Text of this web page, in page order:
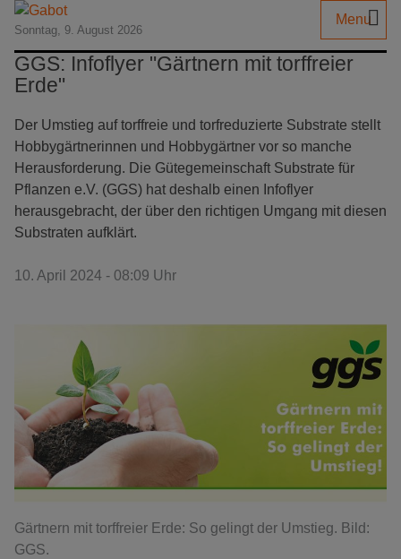
Sonntag, 9. August 2026
Menu
GGS: Infoflyer "Gärtnern mit torffreier
Erde"
Der Umstieg auf torffreie und torfreduzierte Substrate stellt
Hobbygärtnerinnen und Hobbygärtner vor so manche
Herausforderung. Die Gütegemeinschaft Substrate für
Pflanzen e.V. (GGS) hat deshalb einen Infoflyer
herausgebracht, der über den richtigen Umgang mit diesen
Substraten aufklärt.
10. April 2024 - 08:09 Uhr
Gärtnern mit torffreier Erde: So gelingt der Umstieg. Bild:
GGS.